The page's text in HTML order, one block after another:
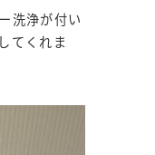
洗浄が付い
てくれま